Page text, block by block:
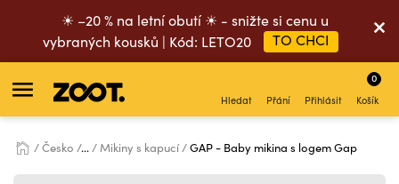
☀ –20 % na letní obutí ☀ - snižte si cenu u
vybraných kousků | Kód: LETO20
TO CHCI
Hledat Přání Přihlásit Košík
0
Česko ... Mikiny s kapucí GAP - Baby mikina s logem Gap